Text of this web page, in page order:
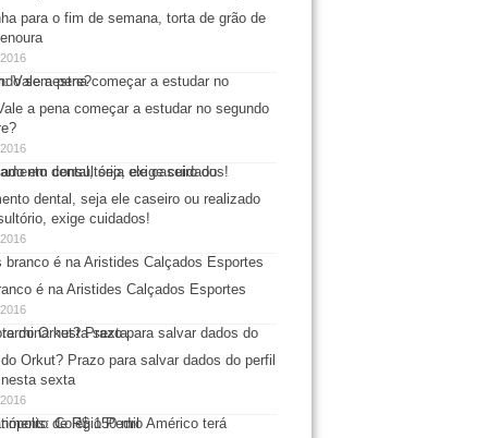
para o fim de semana, torta de grão de
a pena começar a estudar no segundo
dental, seja ele caseiro ou realizado
exige cuidados!
é na Aristides Calçados Esportes
Orkut? Prazo para salvar dados do perfil
sexta